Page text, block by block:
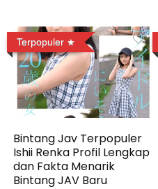
Terpopuler
Bintang Jav Terpopuler
Ishii Renka Profil Lengkap
dan Fakta Menarik
Bintang JAV Baru